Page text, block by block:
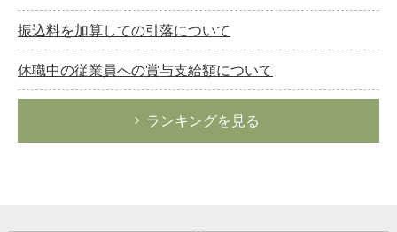
振込料を加算しての引落について
休職中の従業員への賞与支給額について
ランキングを見る